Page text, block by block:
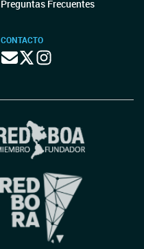
Preguntas Frecuentes
CONTACTO